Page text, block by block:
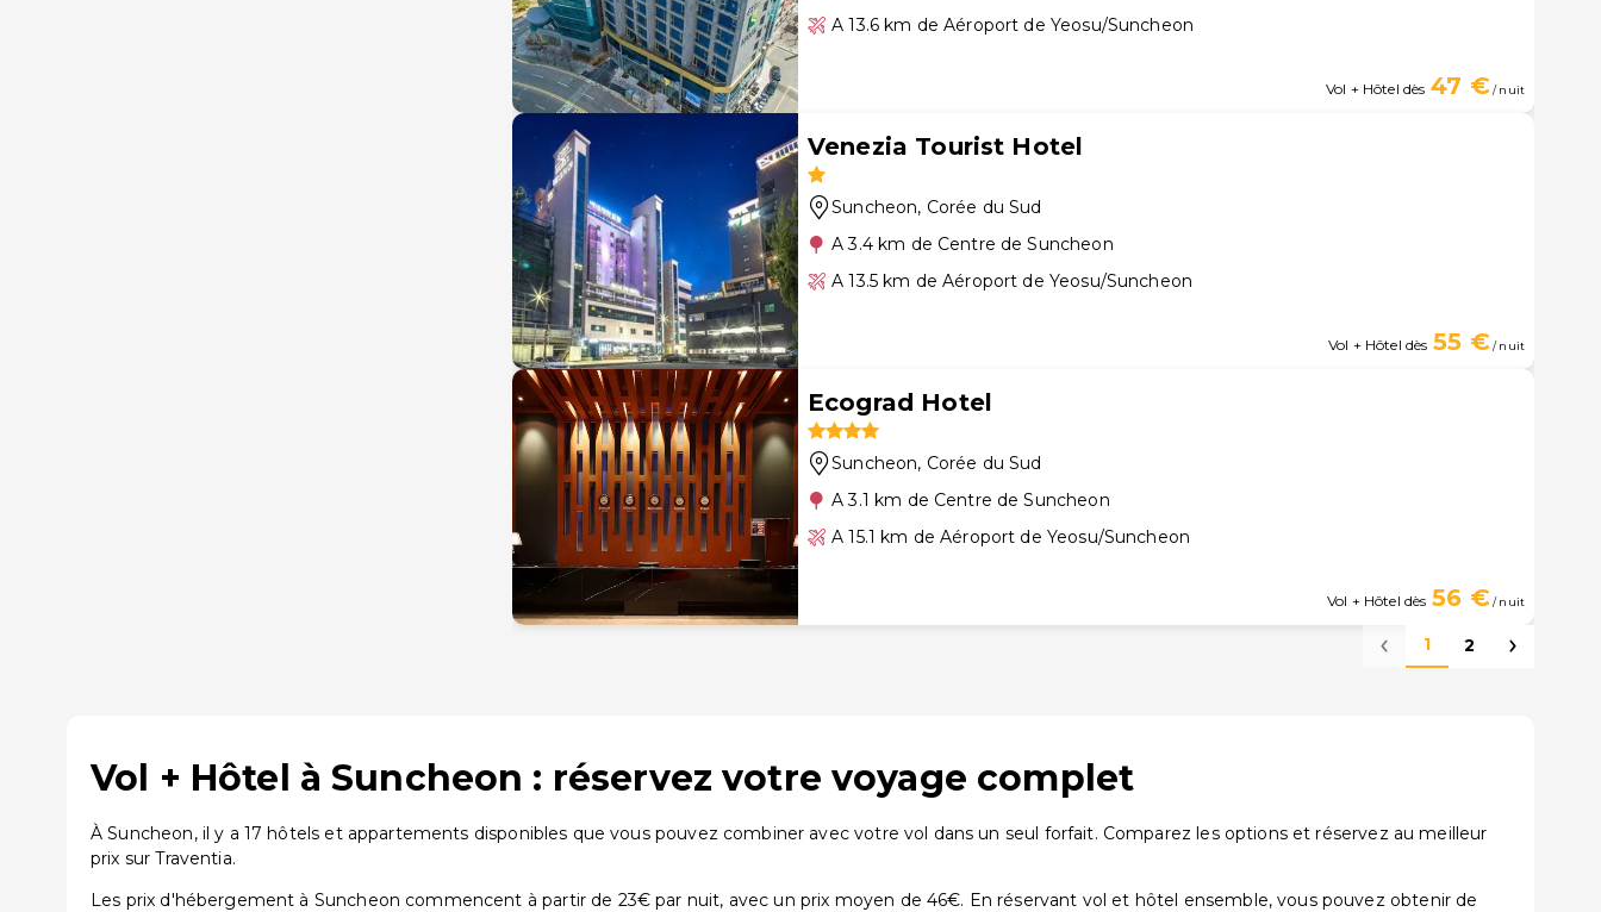
A 13.6 km de Aéroport de Yeosu/Suncheon
Vol + Hôtel dès 47 €/ nuit
Venezia Tourist Hotel
Suncheon, Corée du Sud
A 3.4 km de Centre de Suncheon
A 13.5 km de Aéroport de Yeosu/Suncheon
Vol + Hôtel dès 55 €/ nuit
Ecograd Hotel
Suncheon, Corée du Sud
A 3.1 km de Centre de Suncheon
A 15.1 km de Aéroport de Yeosu/Suncheon
Vol + Hôtel dès 56 €/ nuit
1 2
Vol + Hôtel à Suncheon : réservez votre voyage complet
À Suncheon, il y a 17 hôtels et appartements disponibles que vous pouvez combiner avec votre vol dans un seul forfait. Comparez les options et réservez au meilleur
prix sur Traventia.
Les prix d'hébergement à Suncheon commencent à partir de 23€ par nuit, avec un prix moyen de 46€. En réservant vol et hôtel ensemble, vous pouvez obtenir de